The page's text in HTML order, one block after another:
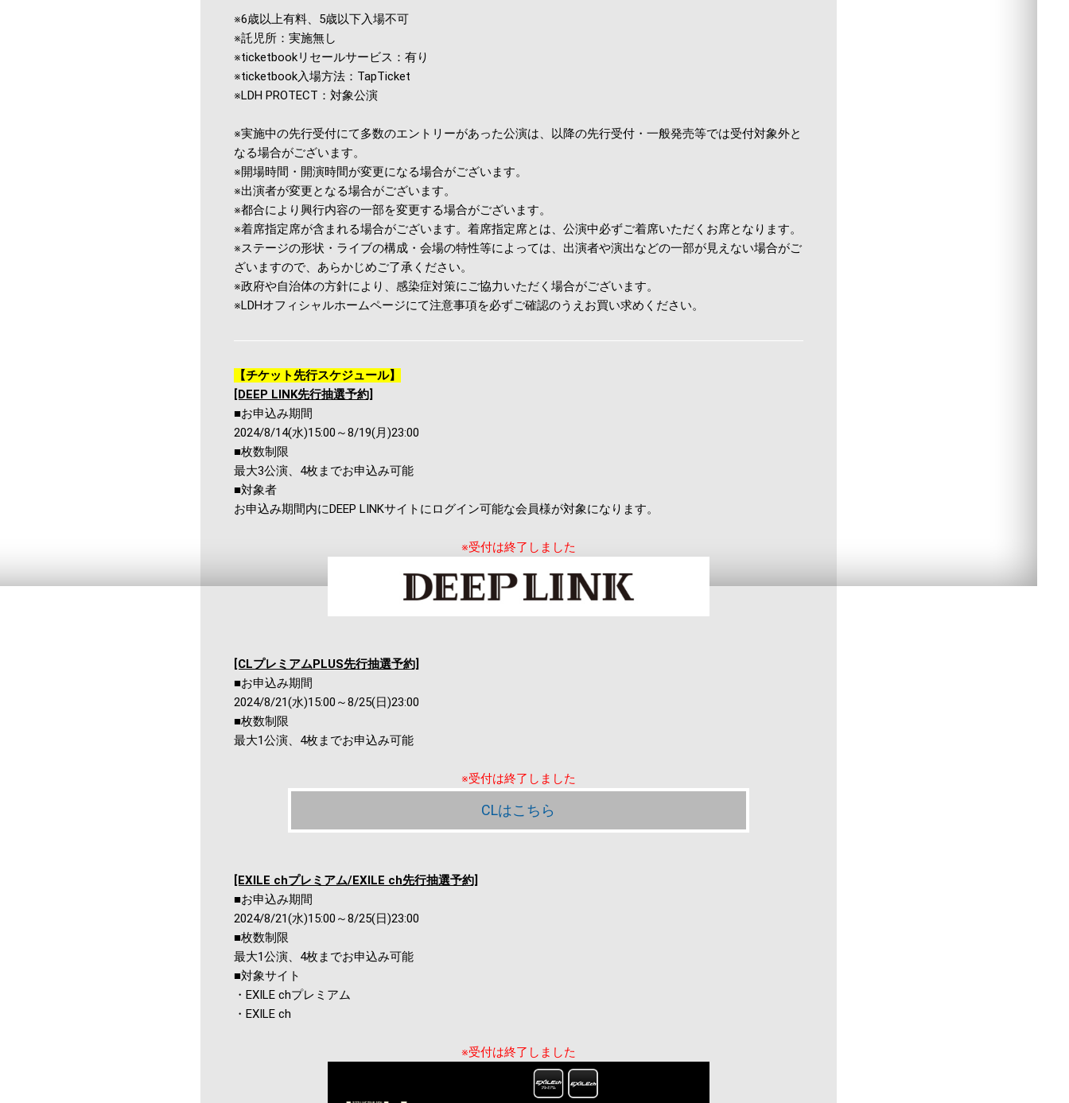
※6歳以上有料、5歳以下入場不可
※託児所：実施無し
※ticketbookリセールサービス：有り
※ticketbook入場方法：TapTicket
※LDH PROTECT：対象公演
※実施中の先行受付にて多数のエントリーがあった公演は、以降の先行受付・一般発売等では受付対象外と
なる場合がございます。
※開場時間・開演時間が変更になる場合がございます。
※出演者が変更となる場合がございます。
※都合により興行内容の一部を変更する場合がございます。
※着席指定席が含まれる場合がございます。着席指定席とは、公演中必ずご着席いただくお席となります。
※ステージの形状・ライブの構成・会場の特性等によっては、出演者や演出などの一部が見えない場合がご
ざいますので、あらかじめご了承ください。
※政府や自治体の方針により、感染症対策にご協力いただく場合がございます。
※LDHオフィシャルホームページにて注意事項を必ずご確認のうえお買い求めください。
【チケット先行スケジュール】
[DEEP LINK先行抽選予約]
■お申込み期間
2024/8/14(水)15:00～8/19(月)23:00
■枚数制限
最大3公演、4枚までお申込み可能
■対象者
お申込み期間内にDEEP LINKサイトにログイン可能な会員様が対象になります。
※受付は終了しました
[CLプレミアムPLUS先行抽選予約]
■お申込み期間
2024/8/21(水)15:00～8/25(日)23:00
■枚数制限
最大1公演、4枚までお申込み可能
※受付は終了しました
CLはこちら
[EXILE chプレミアム/EXILE ch先行抽選予約]
■お申込み期間
2024/8/21(水)15:00～8/25(日)23:00
■枚数制限
最大1公演、4枚までお申込み可能
■対象サイト
・EXILE chプレミアム
・EXILE ch
※受付は終了しました